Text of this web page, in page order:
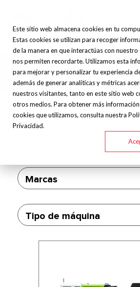
Este sitio web almacena cookies en tu
Estas cookies se utilizan para recoger
de la manera en que interactúas con
nos permiten recordarte. Utilizamos esta
para mejorar y personalizar tu experiencia
además de generar analíticas y métricas
nuestros visitantes, tanto en este sitio web
otros medios. Para obtener más
cookies que utilizamos, consulta nuestra
Privacidad.
Inyección de
El moldeo por inyección es un
consiste en derretir gránulos de
polímeros termoplásticos o
fundidos, estos materiales se
molde, donde se enfrían y solidifican
Marcas
Tipo de máquina